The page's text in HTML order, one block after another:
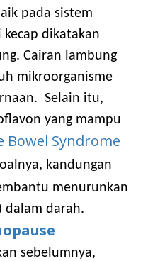
pada sistem
dikatakan
Cairan lambung
mikroorganisme
Selain itu,
yang mampu
Bowel Syndrome
kandungan
menurunkan
dalam darah.
sebelumnya,